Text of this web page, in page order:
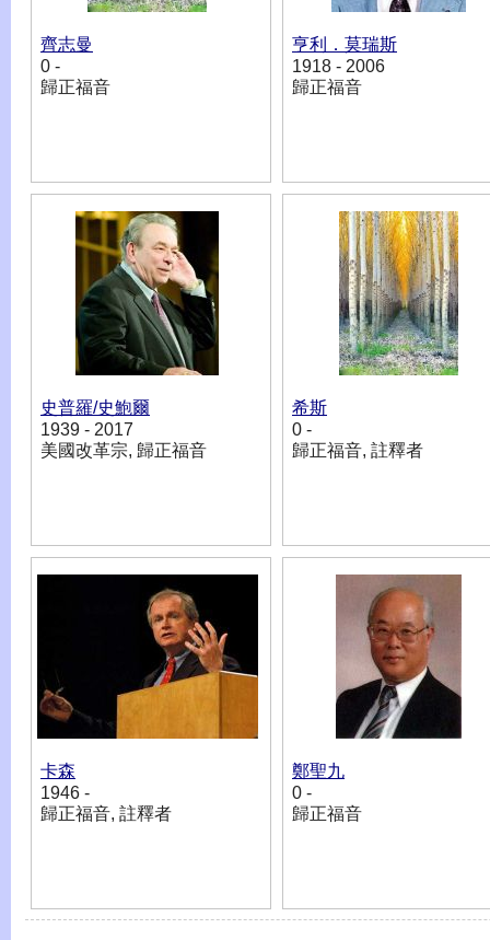
齊志曼
0 -
歸正福音
亨利．莫瑞斯
1918 - 2006
歸正福音
史普羅/史鮑爾
1939 - 2017
美國改革宗, 歸正福音
希斯
0 -
歸正福音, 註釋者
卡森
1946 -
歸正福音, 註釋者
鄭聖九
0 -
歸正福音